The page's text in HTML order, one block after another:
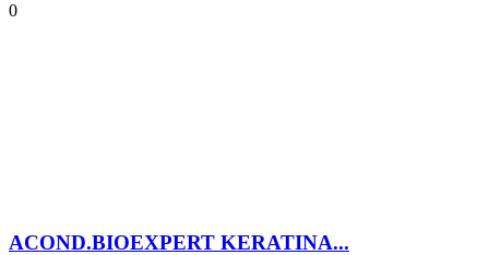
0
ACOND.BIOEXPERT KERATINA...